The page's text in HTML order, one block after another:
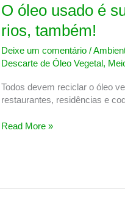
O óleo usado é
rios, também!
Deixe um comentário /
Descarte de Óleo Vegetal,
Todos devem reciclar o óleo
restaurantes, residências e
O
responsabilidade,
Read More »